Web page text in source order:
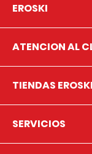
EROSKI
ATENCION AL
TIENDAS EROSKI
SERVICIOS